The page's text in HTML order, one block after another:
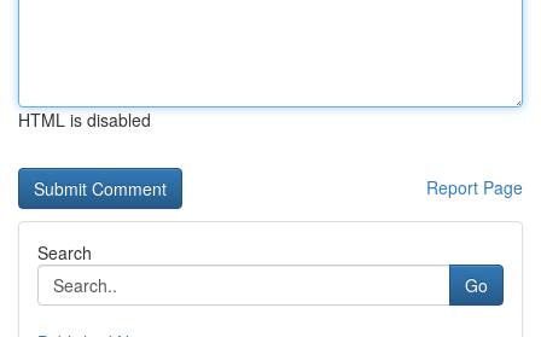
HTML is disabled
Report Page
Search
Go